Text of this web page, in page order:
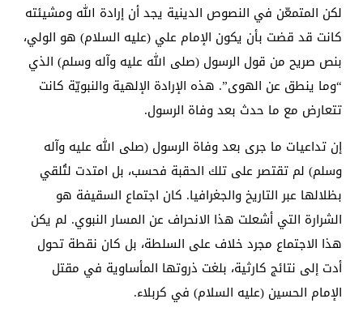
لكن المتمعّن في النصوص الدينية يجد أن إرادة الله ومشيئته
كانت قد قضت بأن يكون الإمام علي (عليه السلام) هو الولي،
بنص صريح من قول الرسول (صلى الله عليه وآله وسلم) الذي
“وما ينطق عن الهوى”. هذه الإرادة الإلهية والنبويّة كانت
تتعارض مع ما حدث بعد وفاة الرسول.
إن تداعيات ما جرى بعد وفاة الرسول (صلى الله عليه وآله
وسلم) لم تقتصر على تلك الحقبة فحسب، بل امتدت لتُلقي
بظلالها عبر التاريخ والجغرافيا. كان اجتماع السقيفة هو
الشرارة التي أشعلت هذا الانحراف عن المسار النبوي. لم يكن
هذا الاجتماع مجرد خلاف على السلطة، بل كان نقطة تحول
أدت إلى نتائج كارثية، بلغت ذروتها المأساوية في مقتل
الإمام الحسين (عليه السلام) في كربلاء.